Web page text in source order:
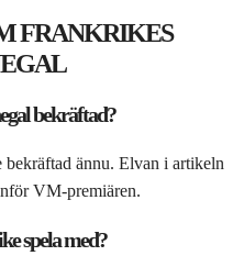
FRANKRIKES
bekräftad?
ännu. Elvan i artikeln
VM-premiären.
spela med?